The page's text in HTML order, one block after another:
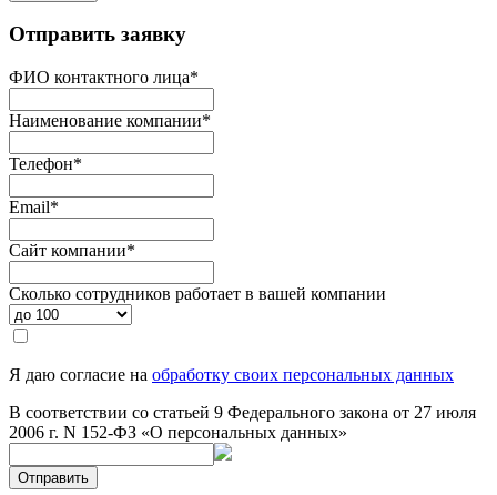
Отправить заявку
ФИО контактного лица*
Наименование компании*
Телефон*
Email*
Сайт компании*
Сколько сотрудников работает в вашей компании
Я даю согласие на обработку своих персональных данных
В соответствии со статьей 9 Федерального закона от 27 июля
2006 г. N 152-ФЗ «О персональных данных»
Отправить